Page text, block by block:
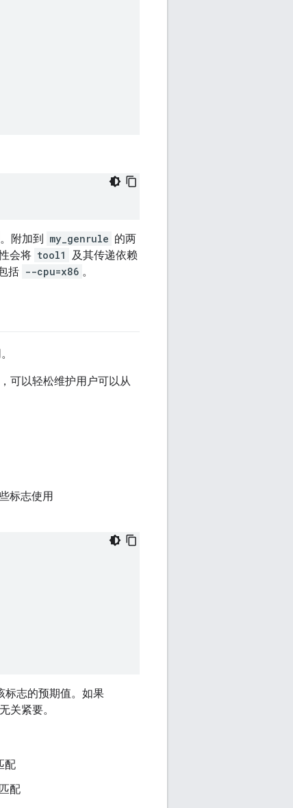
。附加到 my_genrule 的两
会将 tool1
及其传递依赖
括 --cpu=x86 。
可以轻松维护用户可以从
标志使用
标志的预期值。如果
关紧要。
配
匹配